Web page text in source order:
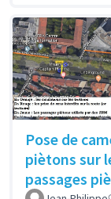
Pose de
piètons sur
passages